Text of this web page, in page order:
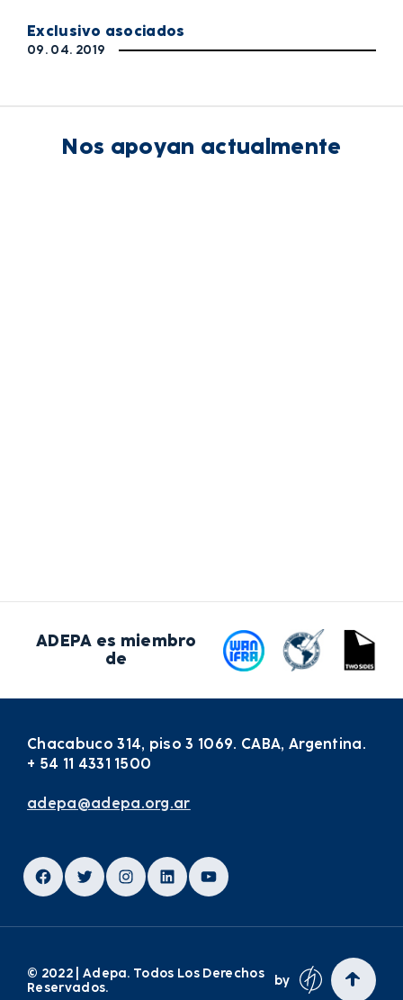
Exclusivo asociados
09. 04. 2019
Nos apoyan actualmente
ADEPA es miembro
de
Chacabuco 314, piso 3 1069. CABA, Argentina.
+ 54 11 4331 1500
adepa@adepa.org.ar
Facebook
TwitterInstagram
LinkedInYouTube
© 2022 | Adepa. Todos Los Derechos
Reservados.
by